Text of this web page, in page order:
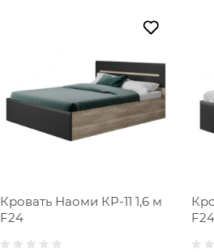
Кровать Наоми КР-11 1,6 м
F24
F24